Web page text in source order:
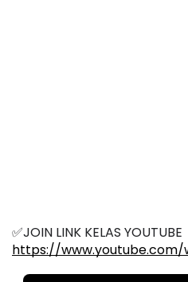
✅JOIN LINK KELAS YOUTUBE
https://www.youtube.com/